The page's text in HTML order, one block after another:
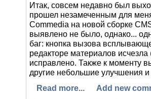
Итак, совсем недавно был
прошел незамеченным для
Commedia на новой сборке
выявлено не было, однако...
баг: кнопка вызова
редакторе материалов
исправлено. Также к моменту
другие небольшие улучшения и
Read more...
Add new